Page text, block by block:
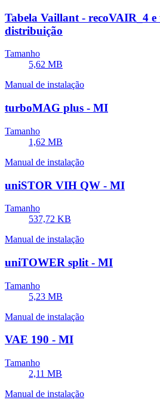
Tabela Vaillant - recoVAIR_4 e
distribuição
Tamanho
5,62 MB
Manual de instalação
turboMAG plus - MI
Tamanho
1,62 MB
Manual de instalação
uniSTOR VIH QW - MI
Tamanho
537,72 KB
Manual de instalação
uniTOWER split - MI
Tamanho
5,23 MB
Manual de instalação
VAE 190 - MI
Tamanho
2,11 MB
Manual de instalação